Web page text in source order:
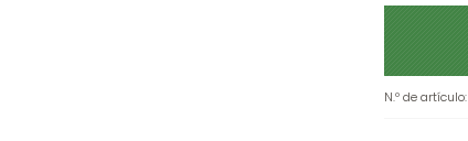
N.º de artículo: